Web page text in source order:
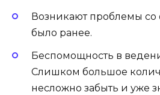
Возникают проблемы со
было ранее.
Беспомощность в
Слишком большое
несложно забыть и уже